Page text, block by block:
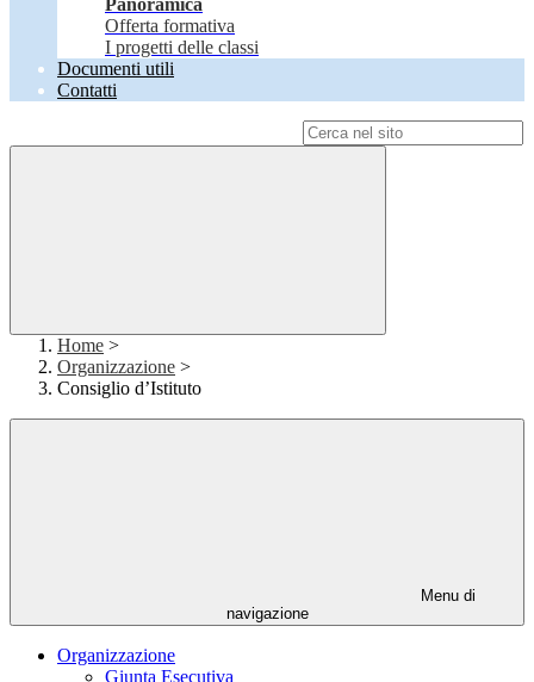
Panoramica
Offerta formativa
I progetti delle classi
Documenti utili
Contatti
Home >
Organizzazione >
Consiglio d’Istituto
Menu di
navigazione
Organizzazione
Giunta Esecutiva